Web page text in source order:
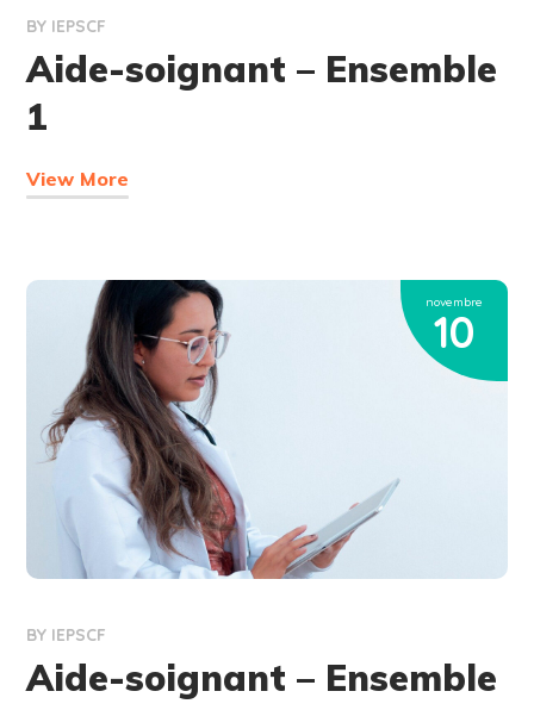
BY IEPSCF
Aide-soignant – Ensemble
1
View More
novembre
10
BY IEPSCF
Aide-soignant – Ensemble